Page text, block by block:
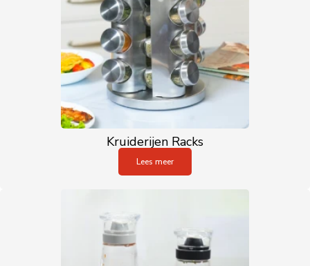
Kruiderijen Racks
Lees meer